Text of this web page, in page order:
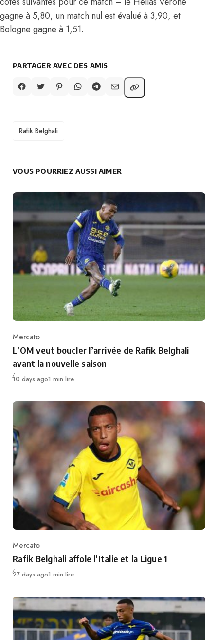
gagne à 5,80, un match nul est évalué à 3,90, et
Bologne gagne à 1,51.
PARTAGER AVEC DES AMIS
TAGS
Rafik Belghali
VOUS POURRIEZ AUSSI AIMER
Category
Mercato
L’OM veut boucler l’arrivée de Rafik Belghali
avant la nouvelle saison
Publié
10 days ago1 min lire
Category
Mercato
Rafik Belghali affole l’Italie et la Ligue 1
Publié
27 days ago1 min lire